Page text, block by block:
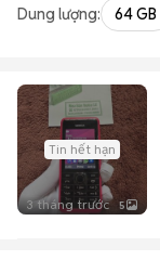
Dung lượng: 64 GB
Tin hết hạn
3 tháng trước 5